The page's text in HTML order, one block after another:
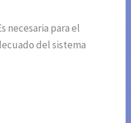
necesaria para el
del sistema